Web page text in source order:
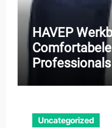
HAVEP
Professionals
Uncategorized